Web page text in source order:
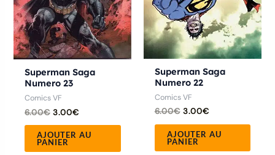
Superman Saga
Numero 23
Comics VF
6.00€ 3.00€
AJOUTER AU
PANIER
Superman Saga
Numero 22
Comics VF
6.00€ 3.00€
AJOUTER AU
PANIER